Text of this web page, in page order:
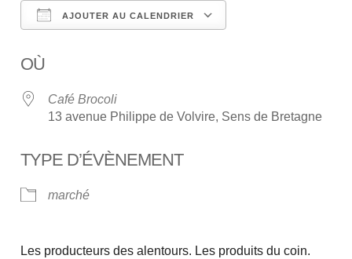
AJOUTER AU CALENDRIER
OÙ
Café Brocoli
13 avenue Philippe de Volvire, Sens de Bretagne
TYPE D’ÉVÈNEMENT
marché
Les producteurs des alentours. Les produits du coin.